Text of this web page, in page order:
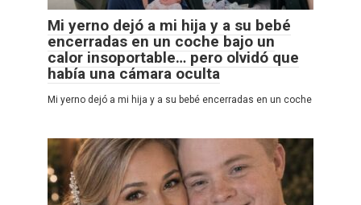
Mi yerno dejó a mi hija y a su bebé
encerradas en un coche bajo un
calor insoportable… pero olvidó que
había una cámara oculta
Mi yerno dejó a mi hija y a su bebé encerradas en un coche